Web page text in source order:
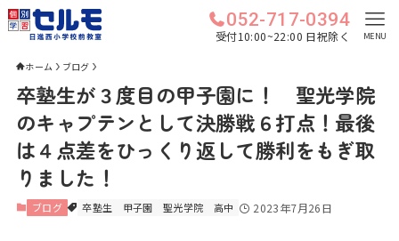
052-717-0394
受付10:00~22:00 日祝除く MENU
ホーム ブログ
卒塾生が３度目の甲子園に！ 聖光学院
のキャプテンとして決勝戦６打点！最後
は４点差をひっくり返して勝利をもぎ取
りました！
ブログ 卒塾生 甲子園 聖光学院 高中 2023年7月26日